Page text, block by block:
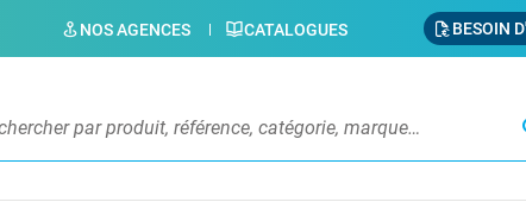
NOS AGENCES CATALOGUES BESOIN